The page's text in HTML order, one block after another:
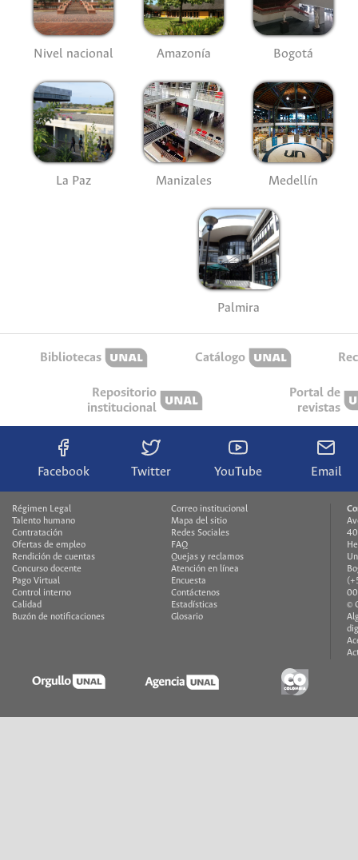
Nivel nacional Amazonía Bogotá
La Paz Manizales Medellín
Palmira
Bibliotecas Catálogo
Repositorio
institucional
Portal de
revistas
Facebook Twitter YouTube Email
Régimen Legal
Talento humano
Contratación
Ofertas de empleo
Rendición de cuentas
Concurso docente
Pago Virtual
Control interno
Calidad
Buzón de notificaciones
Correo institucional
Mapa del sitio
Redes Sociales
FAQ
Quejas y reclamos
Atención en línea
Encuesta
Contáctenos
Estadísticas
Glosario
©